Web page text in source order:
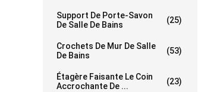
Support De Porte-Savon
De Salle De Bains
(25)
Crochets De Mur De Salle
De Bains
(53)
Étagère Faisante Le Coin
Accrochante De ...
(23)